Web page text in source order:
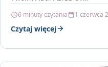
6 minuty czytania 1 czerwca
Czytaj więcej